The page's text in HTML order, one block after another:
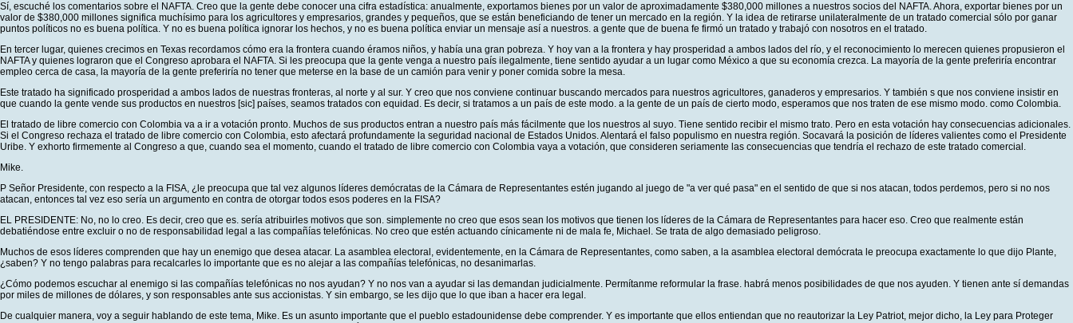
Sí, escuché los comentarios sobre el NAFTA. Creo que la gente debe conocer una cifra estadística: anualmente, exportamos bienes por un valor de aproximadamente $380,000 millones a nuestros socios del NAFTA. Ahora, exportar bienes por un
valor de $380,000 millones significa muchísimo para los agricultores y empresarios, grandes y pequeños, que se están beneficiando de tener un mercado en la región. Y la idea de retirarse unilateralmente de un tratado comercial sólo por ganar
puntos políticos no es buena política. Y no es buena política ignorar los hechos, y no es buena política enviar un mensaje así a nuestros. a gente que de buena fe firmó un tratado y trabajó con nosotros en el tratado.
En tercer lugar, quienes crecimos en Texas recordamos cómo era la frontera cuando éramos niños, y había una gran pobreza. Y hoy van a la frontera y hay prosperidad a ambos lados del río, y el reconocimiento lo merecen quienes propusieron el
NAFTA y quienes lograron que el Congreso aprobara el NAFTA. Si les preocupa que la gente venga a nuestro país ilegalmente, tiene sentido ayudar a un lugar como México a que su economía crezca. La mayoría de la gente preferiría encontrar
empleo cerca de casa, la mayoría de la gente preferiría no tener que meterse en la base de un camión para venir y poner comida sobre la mesa.
Este tratado ha significado prosperidad a ambos lados de nuestras fronteras, al norte y al sur. Y creo que nos conviene continuar buscando mercados para nuestros agricultores, ganaderos y empresarios. Y también s que nos conviene insistir en
que cuando la gente vende sus productos en nuestros [sic] países, seamos tratados con equidad. Es decir, si tratamos a un país de este modo. a la gente de un país de cierto modo, esperamos que nos traten de ese mismo modo. como Colombia.
El tratado de libre comercio con Colombia va a ir a votación pronto. Muchos de sus productos entran a nuestro país más fácilmente que los nuestros al suyo. Tiene sentido recibir el mismo trato. Pero en esta votación hay consecuencias adicionales.
Si el Congreso rechaza el tratado de libre comercio con Colombia, esto afectará profundamente la seguridad nacional de Estados Unidos. Alentará el falso populismo en nuestra región. Socavará la posición de líderes valientes como el Presidente
Uribe. Y exhorto firmemente al Congreso a que, cuando sea el momento, cuando el tratado de libre comercio con Colombia vaya a votación, que consideren seriamente las consecuencias que tendría el rechazo de este tratado comercial.
Mike.
P Señor Presidente, con respecto a la FISA, ¿le preocupa que tal vez algunos líderes demócratas de la Cámara de Representantes estén jugando al juego de "a ver qué pasa" en el sentido de que si nos atacan, todos perdemos, pero si no nos
atacan, entonces tal vez eso sería un argumento en contra de otorgar todos esos poderes en la FISA?
EL PRESIDENTE: No, no lo creo. Es decir, creo que es. sería atribuirles motivos que son. simplemente no creo que esos sean los motivos que tienen los líderes de la Cámara de Representantes para hacer eso. Creo que realmente están
debatiéndose entre excluir o no de responsabilidad legal a las compañías telefónicas. No creo que estén actuando cínicamente ni de mala fe, Michael. Se trata de algo demasiado peligroso.
Muchos de esos líderes comprenden que hay un enemigo que desea atacar. La asamblea electoral, evidentemente, en la Cámara de Representantes, como saben, a la asamblea electoral demócrata le preocupa exactamente lo que dijo Plante,
¿saben? Y no tengo palabras para recalcarles lo importante que es no alejar a las compañías telefónicas, no desanimarlas.
¿Cómo podemos escuchar al enemigo si las compañías telefónicas no nos ayudan? Y no nos van a ayudar si las demandan judicialmente. Permítanme reformular la frase. habrá menos posibilidades de que nos ayuden. Y tienen ante sí demandas
por miles de millones de dólares, y son responsables ante sus accionistas. Y sin embargo, se les dijo que lo que iban a hacer era legal.
De cualquier manera, voy a seguir hablando de este tema, Mike. Es un asunto importante que el pueblo estadounidense debe comprender. Y es importante que ellos entiendan que no reautorizar la Ley Patriot, mejor dicho, la Ley para Proteger